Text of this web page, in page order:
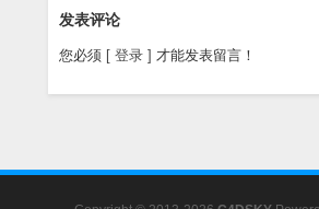
发表评论
您必须 [ 登录 ] 才能发表留言！